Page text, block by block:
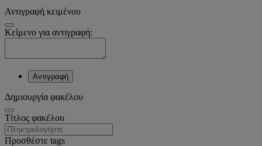
Αντιγραφή κειμένου
Κείμενο για αντιγραφή:
Αντιγραφή
Δημιουργία φακέλου
Tίτλος φακέλου
Προσθέστε tags